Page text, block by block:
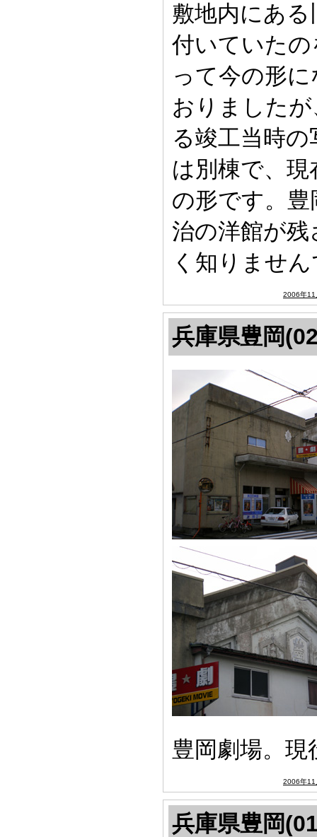
敷地内にあ
付いていた
って今の形
おりました
る竣工当時
は別棟で、
の形です。
治の洋館が
く知りませ
2006年11
兵庫県豊岡
豊岡劇場。
2006年11
兵庫県豊岡